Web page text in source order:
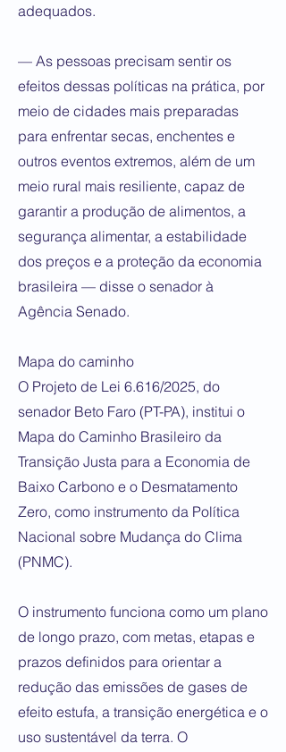
adequados.
— As pessoas precisam sentir os
efeitos dessas políticas na prática, por
meio de cidades mais preparadas
para enfrentar secas, enchentes e
outros eventos extremos, além de um
meio rural mais resiliente, capaz de
garantir a produção de alimentos, a
segurança alimentar, a estabilidade
dos preços e a proteção da economia
brasileira — disse o senador à
Agência Senado.
Mapa do caminho
O Projeto de Lei 6.616/2025, do
senador Beto Faro (PT-PA), institui o
Mapa do Caminho Brasileiro da
Transição Justa para a Economia de
Baixo Carbono e o Desmatamento
Zero, como instrumento da Política
Nacional sobre Mudança do Clima
(PNMC).
O instrumento funciona como um plano
de longo prazo, com metas, etapas e
prazos definidos para orientar a
redução das emissões de gases de
efeito estufa, a transição energética e o
uso sustentável da terra. O